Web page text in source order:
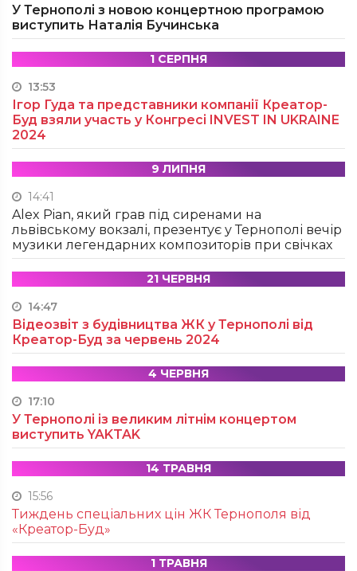
У Тернополі з новою концертною програмою
виступить Наталія Бучинська
1 СЕРПНЯ
13:53
Ігор Гуда та представники компанії Креатор-
Буд взяли участь у Конгресі INVEST IN UKRAINE
2024
9 ЛИПНЯ
14:41
Alex Pian, який грав під сиренами на
львівському вокзалі, презентує у Тернополі вечір
музики легендарних композиторів при свічках
21 ЧЕРВНЯ
14:47
Відеозвіт з будівництва ЖК у Тернополі від
Креатор-Буд за червень 2024
4 ЧЕРВНЯ
17:10
У Тернополі із великим літнім концертом
виступить YAKTAK
14 ТРАВНЯ
15:56
Тиждень спеціальних цін ЖК Тернополя від
«Креатор-Буд»
1 ТРАВНЯ